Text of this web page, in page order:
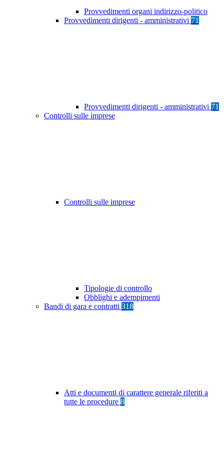
Provvedimenti organi indirizzo-politico
Provvedimenti dirigenti - amministrativi 71
Provvedimenti dirigenti - amministrativi 71
Controlli sulle imprese
Controlli sulle imprese
Tipologie di controllo
Obblighi e adempimenti
Bandi di gara e contratti 318
Atti e documenti di carattere generale riferiti a
tutte le procedure 8